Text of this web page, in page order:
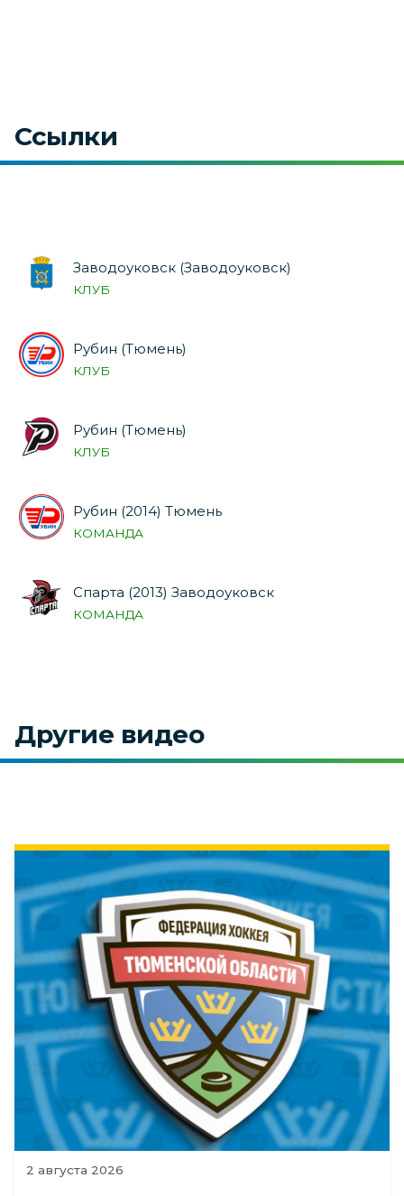
Ссылки
Заводоуковск (Заводоуковск)
КЛУБ
Рубин (Тюмень)
КЛУБ
Рубин (Тюмень)
КЛУБ
Рубин (2014) Тюмень
КОМАНДА
Спарта (2013) Заводоуковск
КОМАНДА
Другие видео
2 августа 2026